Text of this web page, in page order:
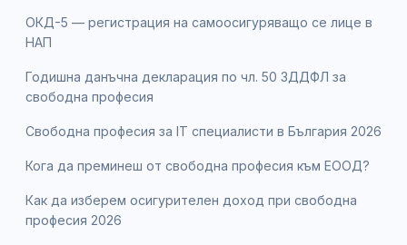
ОКД-5 — регистрация на самоосигуряващо се лице в
НАП
Годишна данъчна декларация по чл. 50 ЗДДФЛ за
свободна професия
Свободна професия за IT специалисти в България 2026
Кога да преминеш от свободна професия към ЕООД?
Как да изберем осигурителен доход при свободна
професия 2026